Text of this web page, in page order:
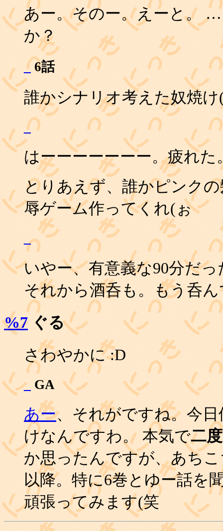
あー。そのー。えーと
か？
_ 6話
誰かシナリオ考えた奴焼け
_
はーーーーーーー。疲れた
とりあえず、誰かピンク
辱ゲーム作ってくれ(ぉ
_
いやー、有意義な90分だ
それから酒呑も。もう呑
%7 ぐる
さわやかに :D
_ GA
あー、それがですね。今
けなんですわ。 本気で二
か思ったんですが、あち
以降。特に6巻とゆー話を
頑張ってみます(笑